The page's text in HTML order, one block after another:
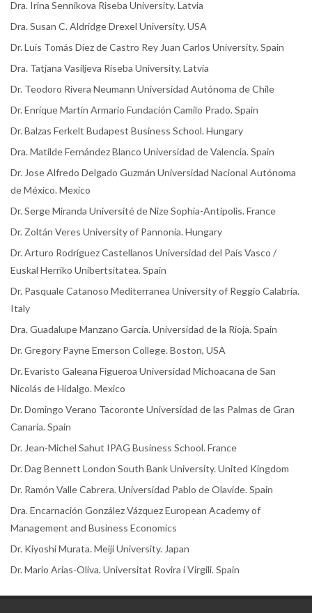
Dra. Irina Sennikova Riseba University. Latvia
Dra. Susan C. Aldridge Drexel University. USA
Dr. Luis Tomás Díez de Castro Rey Juan Carlos University. Spain
Dra. Tatjana Vasiljeva Riseba University. Latvia
Dr. Teodoro Rivera Neumann Universidad Autónoma de Chile
Dr. Enrique Martín Armario Fundación Camilo Prado. Spain
Dr. Balzas Ferkelt Budapest Business School. Hungary
Dra. Matilde Fernández Blanco Universidad de Valencia. Spain
Dr. Jose Alfredo Delgado Guzmán Universidad Nacional Autónoma
de México. Mexico
Dr. Serge Miranda Université de Nize Sophia-Antipolis. France
Dr. Zoltán Veres University of Pannonia. Hungary
Dr. Arturo Rodríguez Castellanos Universidad del País Vasco /
Euskal Herriko Unibertsitatea. Spain
Dr. Pasquale Catanoso Mediterranea University of Reggio Calabria.
Italy
Dra. Guadalupe Manzano García. Universidad de la Rioja. Spain
Dr. Gregory Payne Emerson College. Boston, USA
Dr. Evaristo Galeana Figueroa Universidad Michoacana de San
Nicolás de Hidalgo. Mexico
Dr. Domingo Verano Tacoronte Universidad de las Palmas de Gran
Canaria. Spain
Dr. Jean-Michel Sahut IPAG Business School. France
Dr. Dag Bennett London South Bank University. United Kingdom
Dr. Ramón Valle Cabrera. Universidad Pablo de Olavide. Spain
Dra. Encarnación González Vázquez European Academy of
Management and Business Economics
Dr. Kiyoshi Murata. Meiji University. Japan
Dr. Mario Arias-Oliva. Universitat Rovira i Virgili. Spain